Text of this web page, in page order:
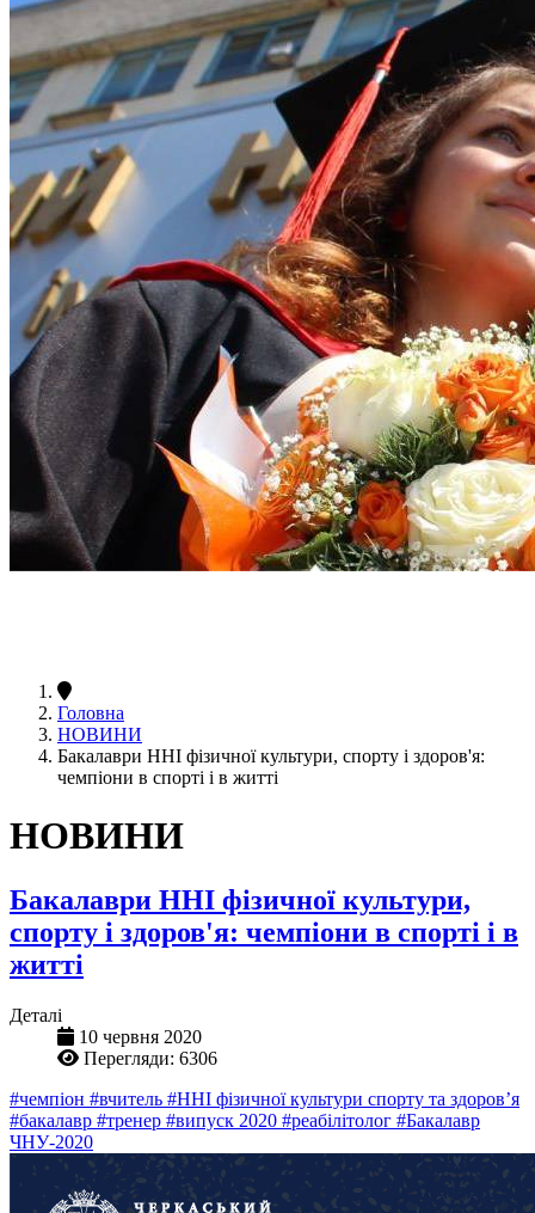
Головна
НОВИНИ
Бакалаври ННІ фізичної культури, спорту і здоров'я:
чемпіони в спорті і в житті
НОВИНИ
Бакалаври ННІ фізичної культури,
спорту і здоров'я: чемпіони в спорті і в
житті
Деталі
10 червня 2020
Перегляди: 6306
#чемпіон #вчитель #ННІ фізичної культури спорту та здоров’я
#бакалавр #тренер #випуск 2020 #реабілітолог #Бакалавр
ЧНУ-2020